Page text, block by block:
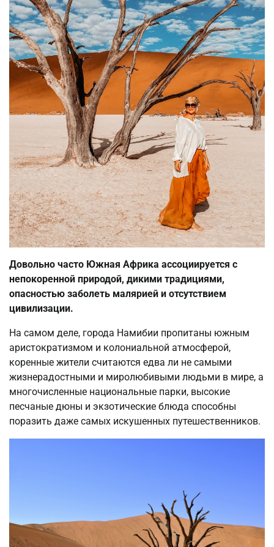
Довольно часто Южная Африка ассоциируется с
непокоренной природой, дикими традициями,
опасностью заболеть малярией и отсутствием
цивилизации.
На самом деле, города Намибии пропитаны южным
аристократизмом и колониальной атмосферой,
коренные жители считаются едва ли не самыми
жизнерадостными и миролюбивыми людьми в мире, а
многочисленные национальные парки, высокие
песчаные дюны и экзотические блюда способны
поразить даже самых искушенных путешественников.